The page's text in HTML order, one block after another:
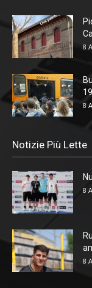
8
19
8
Notizie Più Lette
8
8